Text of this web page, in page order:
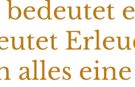
bedeutet
alles